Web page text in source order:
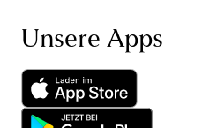
Unsere Apps